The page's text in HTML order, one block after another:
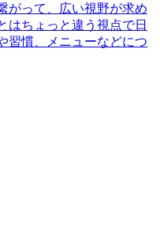
がって、広い視野が求め
はちょっと違う視点で日
習慣、メニューなどにつ